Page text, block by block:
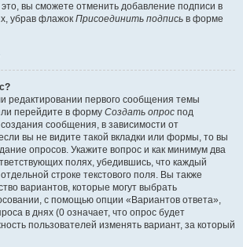
вы сможете отменить добавление подписи в
убрав флажок Присоединить подпись в форме
редактировании первого сообщения темы
перейдите в форму Создать опрос под
сообщения, в зависимости от
вы не видите такой вкладки или формы, то вы
опросов. Укажите вопрос и как минимум два
полях, убедившись, что каждый
строке текстового поля. Вы также
вариантов, которые могут выбрать
с помощью опции «Вариантов ответа»,
в днях (0 означает, что опрос будет
пользователей изменять вариант, за который